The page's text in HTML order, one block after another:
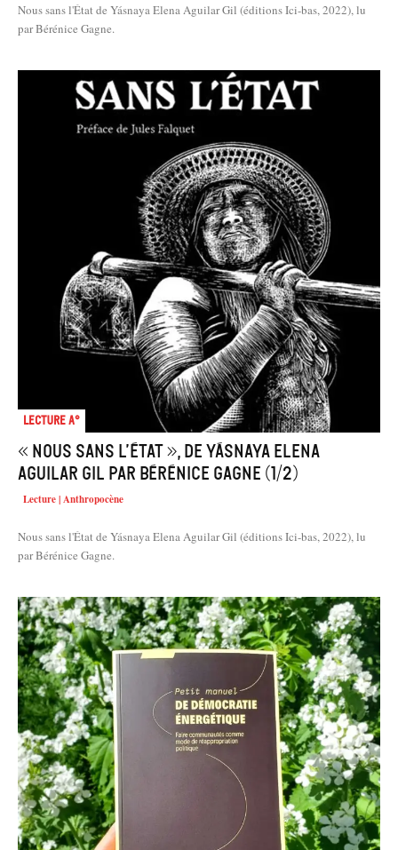
Nous sans l'État de Yásnaya Elena Aguilar Gil (éditions Ici-bas, 2022), lu
par Bérénice Gagne.
Lecture A°
« Nous sans l’État », de Yásnaya Elena
Aguilar Gil par Bérénice Gagne (1/2)
Lecture | Anthropocène
Nous sans l'État de Yásnaya Elena Aguilar Gil (éditions Ici-bas, 2022), lu
par Bérénice Gagne.